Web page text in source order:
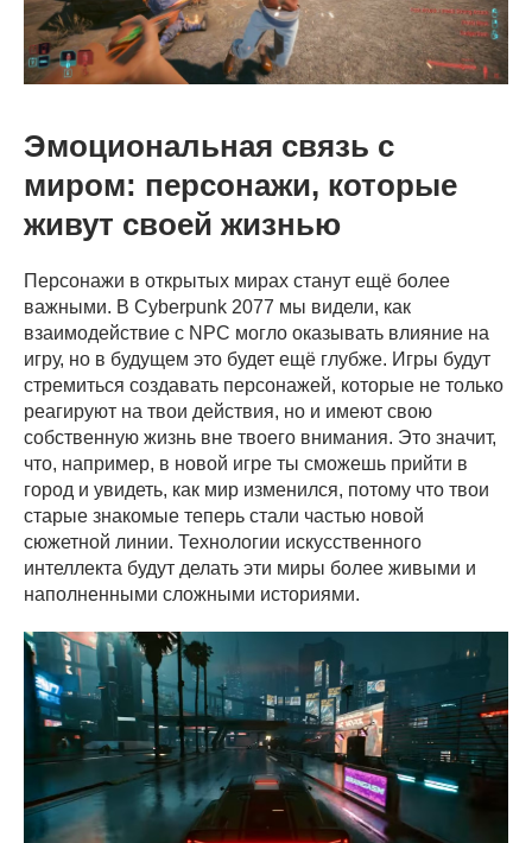
Эмоциональная связь с
миром: персонажи, которые
живут своей жизнью
Персонажи в открытых мирах станут ещё более
важными. В Cyberpunk 2077 мы видели, как
взаимодействие с NPC могло оказывать влияние на
игру, но в будущем это будет ещё глубже. Игры будут
стремиться создавать персонажей, которые не только
реагируют на твои действия, но и имеют свою
собственную жизнь вне твоего внимания. Это значит,
что, например, в новой игре ты сможешь прийти в
город и увидеть, как мир изменился, потому что твои
старые знакомые теперь стали частью новой
сюжетной линии. Технологии искусственного
интеллекта будут делать эти миры более живыми и
наполненными сложными историями.